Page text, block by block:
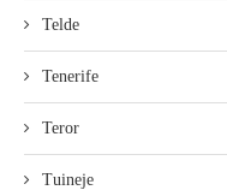
Telde
Tenerife
Teror
Tuineje